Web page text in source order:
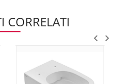
CORRELATI